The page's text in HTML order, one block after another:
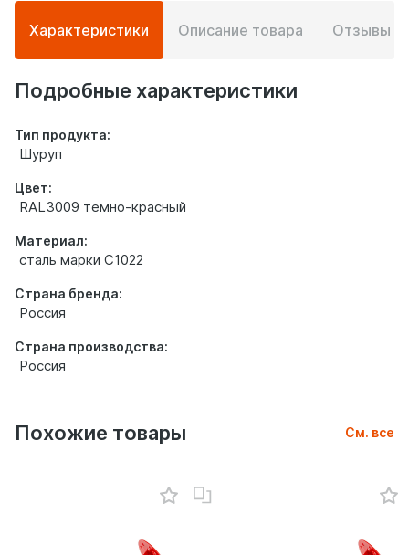
Подробная
информация
о
товаре
Характеристики Описание товара Отзывы
Подробные характеристики
Тип продукта:
Шуруп
Цвет:
RAL3009 темно-красный
Материал:
сталь марки С1022
Страна бренда:
Россия
Страна производства:
Россия
Похожие товары См. все